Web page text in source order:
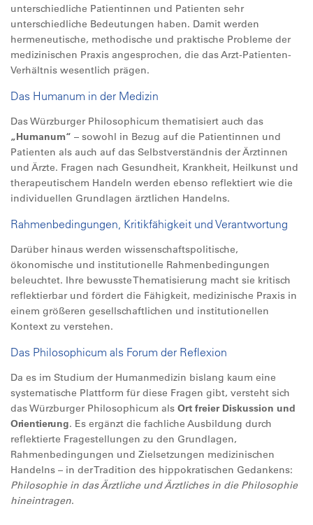
unterschiedliche Patientinnen und Patienten sehr
unterschiedliche Bedeutungen haben. Damit werden
hermeneutische, methodische und praktische Probleme der
medizinischen Praxis angesprochen, die das Arzt-Patienten-
Verhältnis wesentlich prägen.
Das Humanum in der Medizin
Das Würzburger Philosophicum thematisiert auch das
„Humanum“ – sowohl in Bezug auf die Patientinnen und
Patienten als auch auf das Selbstverständnis der Ärztinnen
und Ärzte. Fragen nach Gesundheit, Krankheit, Heilkunst und
therapeutischem Handeln werden ebenso reflektiert wie die
individuellen Grundlagen ärztlichen Handelns.
Rahmenbedingungen, Kritikfähigkeit und Verantwortung
Darüber hinaus werden wissenschaftspolitische,
ökonomische und institutionelle Rahmenbedingungen
beleuchtet. Ihre bewusste Thematisierung macht sie kritisch
reflektierbar und fördert die Fähigkeit, medizinische Praxis in
einem größeren gesellschaftlichen und institutionellen
Kontext zu verstehen.
Das Philosophicum als Forum der Reflexion
Da es im Studium der Humanmedizin bislang kaum eine
systematische Plattform für diese Fragen gibt, versteht sich
das Würzburger Philosophicum als Ort freier Diskussion und
Orientierung. Es ergänzt die fachliche Ausbildung durch
reflektierte Fragestellungen zu den Grundlagen,
Rahmenbedingungen und Zielsetzungen medizinischen
Handelns – in der Tradition des hippokratischen Gedankens:
Philosophie in das Ärztliche und Ärztliches in die Philosophie
hineintragen.